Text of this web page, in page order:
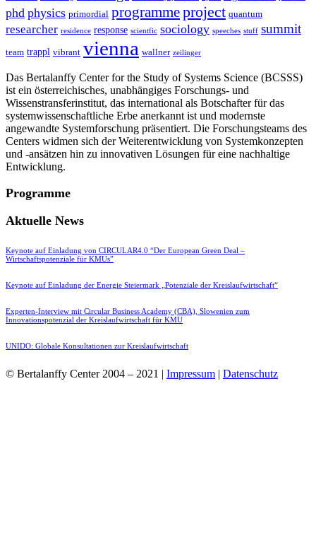
phd physics primordial programmeproject quantum
researcher residence response scientfic sociology speeches stuff summit
team trappl vibrant vienna wallner zeilinger
Das Bertalanffy Center for the Study of Systems Science (BCSSS)
ist ein österreichisches, unabhängiges Forschungs- und
Wissenstransferinstitut, das international als Botschafter für das
systemwissenschaftliche Erbe anerkannt ist und modernste
angewandte Systemforschung präsentiert. Die Forschungsteams des
Centers widmen sich der Weiterentwicklung von Systemkonzepten
und -ansätzen hin zu innovativen Lösungen für eine nachhaltige
Entwicklung.
Programme
Aktuelle News
Keynote auf Einladung von CIRCULAR4.0 “Der European Green Deal –
Wirtschaftspotenziale für KMUs”
Keynote auf Einladung der Energie Steiermark „Potenziale der Kreislaufwirtschaft“
Experten-Interview mit Circular Business Academy (CBA), Slowenien zum
Innovationspotenzial der Kreislaufwirtschaft für KMU
UNIDO: Globale Konsultationen zur Kreislaufwirtschaft
© Bertalanffy Center 2004 – 2021 | Impressum | Datenschutz